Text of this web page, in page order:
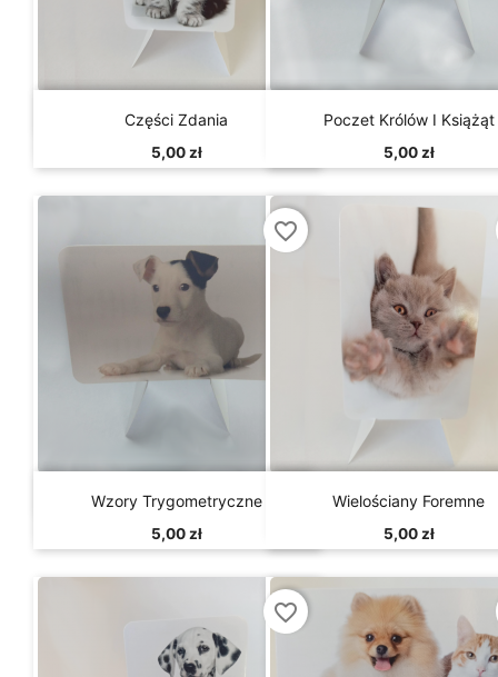
Szybki podgląd
Części Zdania
5,00 zł
Szybki podgląd
Poczet Królów I Książąt
5,00 zł
Szybki podgląd
Wzory Trygometryczne
5,00 zł
favorite_border
Szybki podgląd
Wielościany Foremne
5,00 zł
favorite_border